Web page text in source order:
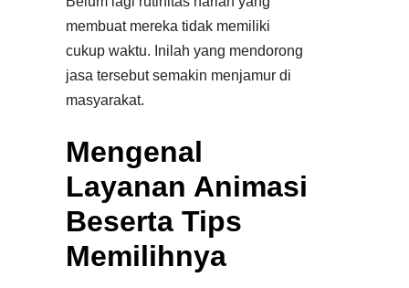
membuat mereka tidak memiliki
cukup waktu. Inilah yang mendorong
jasa tersebut semakin menjamur di
masyarakat.
Mengenal
Layanan Animasi
Beserta Tips
Memilihnya